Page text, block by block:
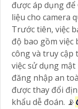
được áp dụng
liệu cho camera
Trước tiên, việc
độ bao gồm việc
công và truy cập
việc sử dụng
đăng nhập an
được thay đổi
khẩu dễ đoán. 📡